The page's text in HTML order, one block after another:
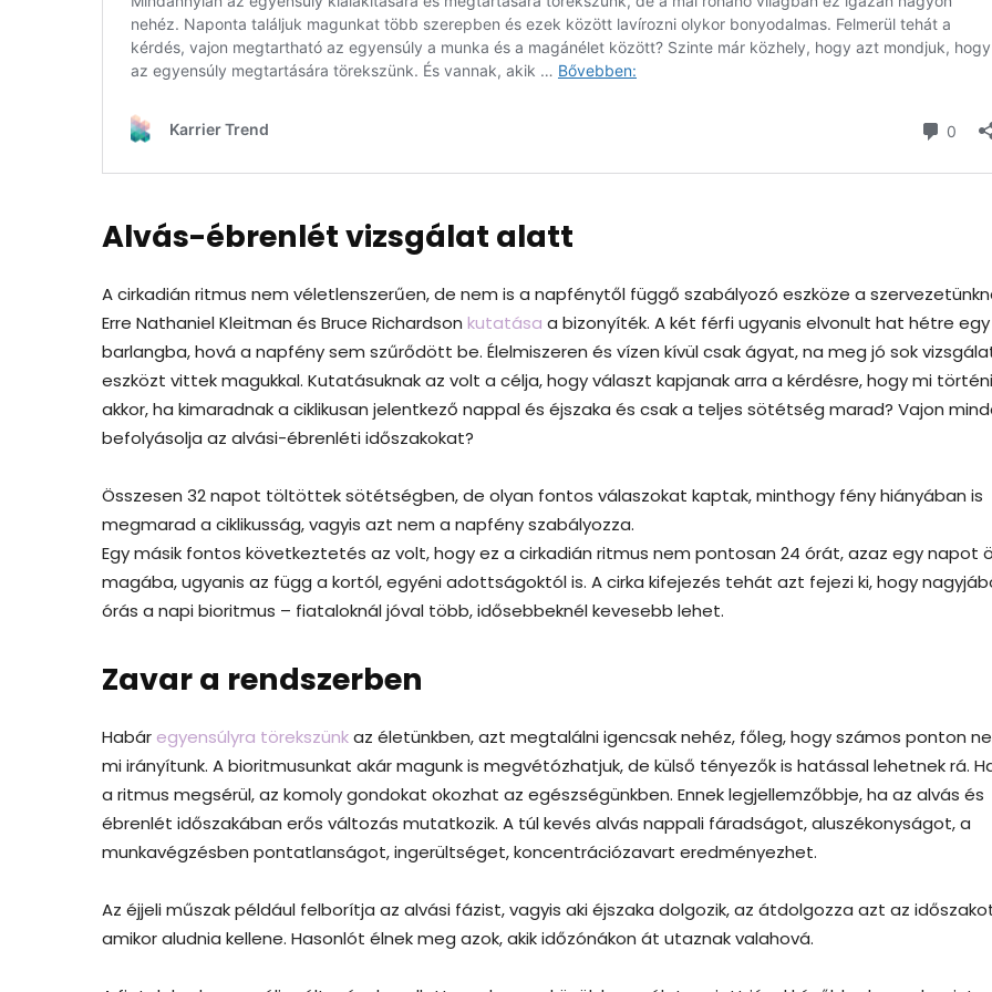
Alvás-ébrenlét vizsgálat alatt
A cirkadián ritmus nem véletlenszerűen, de nem is a napfénytől függő szabályozó eszköze a
Erre Nathaniel Kleitman és Bruce Richardson kutatása a bizonyíték. A két férfi ugyanis elvonult hat hétre egy
barlangba, hová a napfény sem szűrődött be. Élelmiszeren és vízen kívül csak ágyat, na meg jó sok
eszközt vittek magukkal. Kutatásuknak az volt a célja, hogy választ kapjanak arra a kérdésre, hogy mi
akkor, ha kimaradnak a ciklikusan jelentkező nappal és éjszaka és csak a teljes sötétség marad? Vajon
befolyásolja az alvási-ébrenléti időszakokat?
Összesen 32 napot töltöttek sötétségben, de olyan fontos válaszokat kaptak, minthogy fény hiányában is
megmarad a ciklikusság, vagyis azt nem a napfény szabályozza.
Egy másik fontos következtetés az volt, hogy ez a cirkadián ritmus nem pontosan 24 órát, azaz egy napot
magába, ugyanis az függ a kortól, egyéni adottságoktól is. A cirka kifejezés tehát azt fejezi ki, hogy
órás a napi bioritmus – fiataloknál jóval több, idősebbeknél kevesebb lehet.
Zavar a rendszerben
Habár egyensúlyra törekszünkaz életünkben, azt megtalálni igencsak nehéz, főleg, hogy számos ponton
mi irányítunk. A bioritmusunkat akár magunk is megvétózhatjuk, de külső tényezők is hatással lehetnek rá.
a ritmus megsérül, az komoly gondokat okozhat az egészségünkben. Ennek legjellemzőbbje, ha az alvás és
ébrenlét időszakában erős változás mutatkozik. A túl kevés alvás nappali fáradságot, aluszékonyságot, a
munkavégzésben pontatlanságot, ingerültséget, koncentrációzavart eredményezhet.
Az éjjeli műszak például felborítja az alvási fázist, vagyis aki éjszaka dolgozik, az átdolgozza azt az
amikor aludnia kellene. Hasonlót élnek meg azok, akik időzónákon át utaznak valahová.